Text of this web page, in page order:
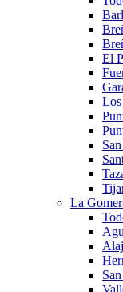
El
La